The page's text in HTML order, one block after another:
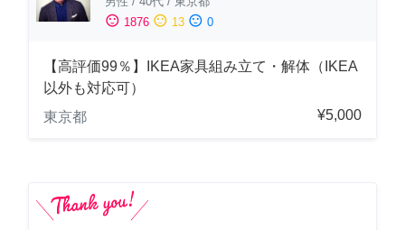
sentiment_satisfied 1876 sentiment_neutral 13 sentiment_dissatisfied 0
【高評価99％】IKEA家具組み立て・解体（IKEA
以外も対応可）
東京都
¥5,000